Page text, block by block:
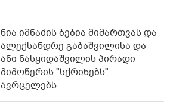
ნია იმნაძის ბებია მიმართვას და
ალექსანდრე გაბაშვილისა და
ანი ნასყიდაშვილის პირადი
მიმოწერის "სქრინებს"
ავრცელებს